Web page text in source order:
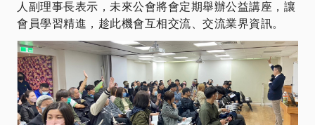
人副理事長表示，未來公會將會定期舉辦公益講座，讓
會員學習精進，趁此機會互相交流、交流業界資訊。